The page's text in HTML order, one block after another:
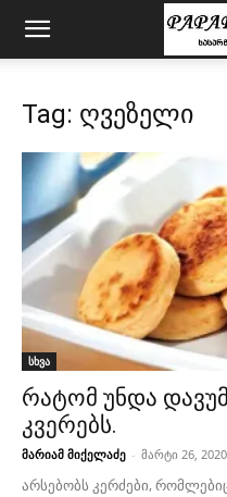
Tag: ღვეზელი
სხვა
რატომ უნდა
კვერებს.
მარიამ მიქელაძე - მარტი 26, 2020
არსებობს კერძები,